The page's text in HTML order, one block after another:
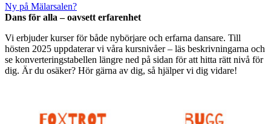
Ny på Mälarsalen?
Dans för alla – oavsett erfarenhet
Vi erbjuder kurser för både nybörjare och erfarna dansare. Till
hösten 2025 uppdaterar vi våra kursnivåer – läs beskrivningarna och
se konverteringstabellen längre ned på sidan för att hitta rätt nivå för
dig. Är du osäker? Hör gärna av dig, så hjälper vi dig vidare!